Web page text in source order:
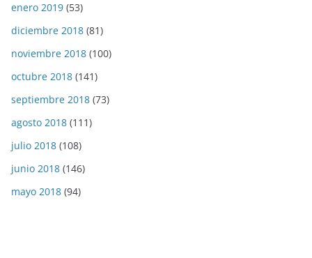
enero 2019 (53)
diciembre 2018 (81)
noviembre 2018 (100)
octubre 2018 (141)
septiembre 2018 (73)
agosto 2018 (111)
julio 2018 (108)
junio 2018 (146)
mayo 2018 (94)